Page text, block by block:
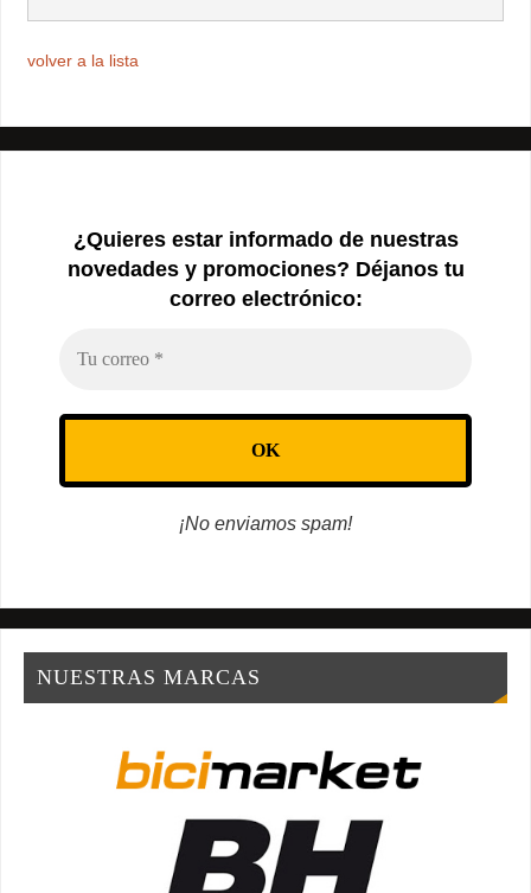
volver a la lista
¿Quieres estar informado de nuestras
novedades y promociones? Déjanos tu
correo electrónico:
¡No enviamos spam!
NUESTRAS MARCAS